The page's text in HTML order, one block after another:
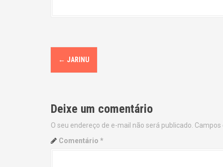
P
o
t
n
← JARINU
Deixe um comentário
O seu endereço de e-mail não será publicado.
Comentário *